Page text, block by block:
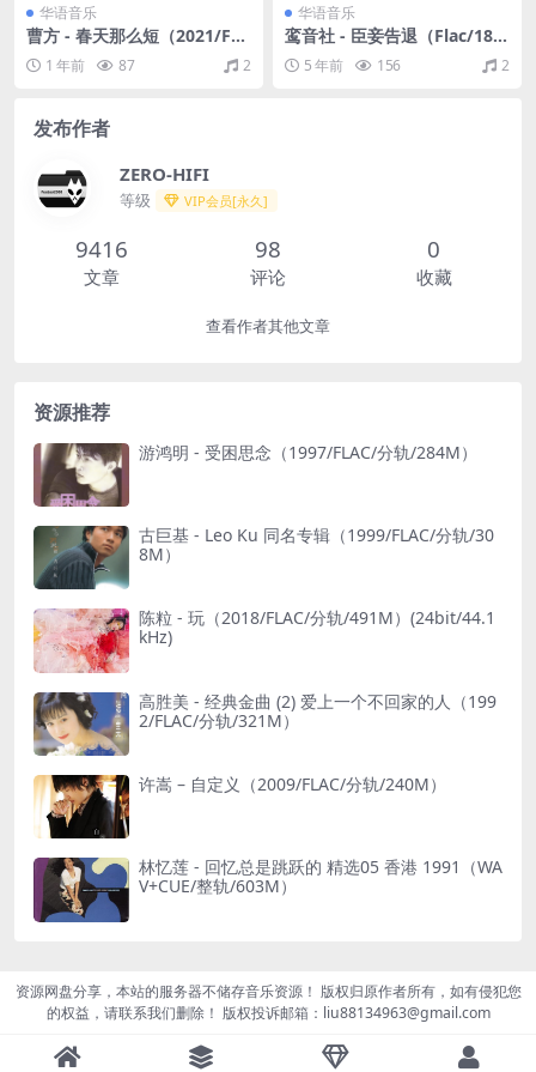
华语音乐
曹方 - 春天那么短（2021/FL
AC/分轨/225M）
1 年前 87 2
华语音乐
鸾音社 - 臣妾告退（Flac/18
M）5 年前 156 2
发布作者
ZERO-HIFI
等级 VIP会员[永久]
9416
文章
98
评论
0
收藏
查看作者其他文章
资源推荐
游鸿明 - 受困思念（1997/FLAC/分轨/284M）
古巨基 - Leo Ku 同名专辑（1999/FLAC/分轨/30
8M）
陈粒 - 玩（2018/FLAC/分轨/491M）(24bit/44.1
kHz)
高胜美 - 经典金曲 (2) 爱上一个不回家的人（199
2/FLAC/分轨/321M）
许嵩 – 自定义（2009/FLAC/分轨/240M）
林忆莲 - 回忆总是跳跃的 精选05 香港 1991（WA
V+CUE/整轨/603M）
资源网盘分享，本站的服务器不储存音乐资源！ 版权归原作者所有，如有侵犯您
的权益，请联系我们删除！ 版权投诉邮箱：liu88134963@gmail.com